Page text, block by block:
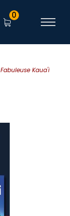
Fabuleuse Kaua'i
0